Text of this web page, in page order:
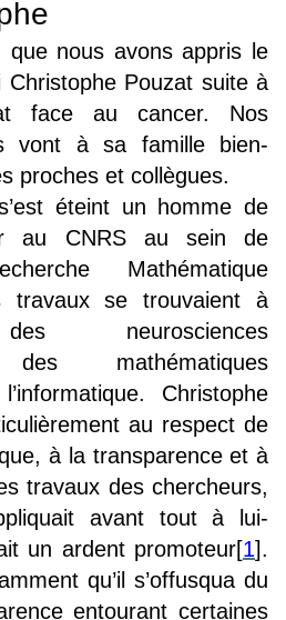
que nous avons appris le
Pouzat suite à
face au cancer. Nos
vont à sa famille bien-
proches et collègues.
éteint un homme de
au CNRS au sein de
Mathématique
travaux se trouvaient à
neurosciences
des mathématiques
Christophe
au respect de
à la transparence et à
travaux des chercheurs,
avant tout à lui-
un ardent promoteur[1].
qu’il s’offusqua du
entourant certaines